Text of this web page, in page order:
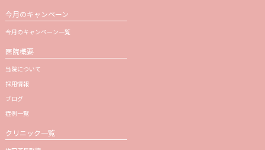
今月のキャンペーン
今月のキャンペーン一覧
医院概要
当院について
採用情報
ブログ
症例一覧
クリニック一覧